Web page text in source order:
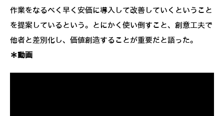
作業をなるべく早く安価に導入して改善していくということ
を提案しているという。とにかく使い倒すこと、創意工夫で
他者と差別化し、価値創造することが重要だと語った。
＊動画